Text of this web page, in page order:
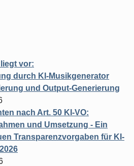
vor:
durch KI-Musikgenerator
und Output-Generierung
nach Art. 50 KI-VO:
und Umsetzung - Ein
Transparenzvorgaben für KI-